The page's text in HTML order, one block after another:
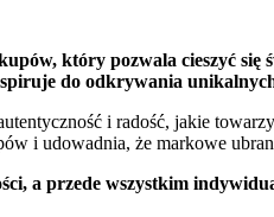
który pozwala cieszyć
do odkrywania
i radość, jakie
i udowadnia, że markowe
a przede wszystkim